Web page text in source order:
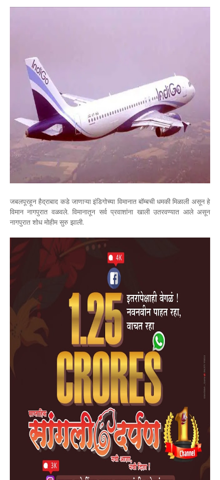
जबलपूरहून हैद्राबाद कडे जाणाऱ्या इंडिगोच्या विमानात बॉम्बची धमकी मिळाली असून हे
विमान नागपुरात वळवले. विमानातून सर्व प्रवाशांना खाली उतरवण्यात आले असून
नागपुरात शोध मोहीम सुरु झाली.